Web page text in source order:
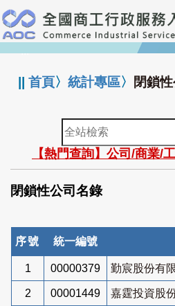
跳
到
主
要
:::
||首頁〉統計專區〉 閉鎖
全
站
檢
索
【熱門查詢】公司/商業/
閉鎖性公司名錄
序號 統一編號
1 00000379 勤宸股份有
2 00001449 嘉霆投資股